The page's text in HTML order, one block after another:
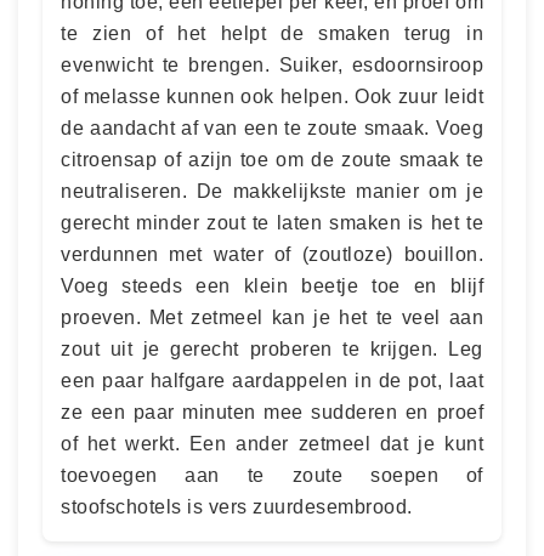
te zien of het helpt de smaken terug in
evenwicht te brengen. Suiker, esdoornsiroop
of melasse kunnen ook helpen. Ook zuur leidt
de aandacht af van een te zoute smaak. Voeg
citroensap of azijn toe om de zoute smaak te
neutraliseren. De makkelijkste manier om je
gerecht minder zout te laten smaken is het te
verdunnen met water of (zoutloze) bouillon.
Voeg steeds een klein beetje toe en blijf
proeven. Met zetmeel kan je het te veel aan
zout uit je gerecht proberen te krijgen. Leg
een paar halfgare aardappelen in de pot, laat
ze een paar minuten mee sudderen en proef
of het werkt. Een ander zetmeel dat je kunt
toevoegen aan te zoute soepen of
stoofschotels is vers zuurdesembrood.